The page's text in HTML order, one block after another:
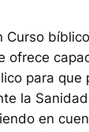
Curso
ofrece
para que
la
en